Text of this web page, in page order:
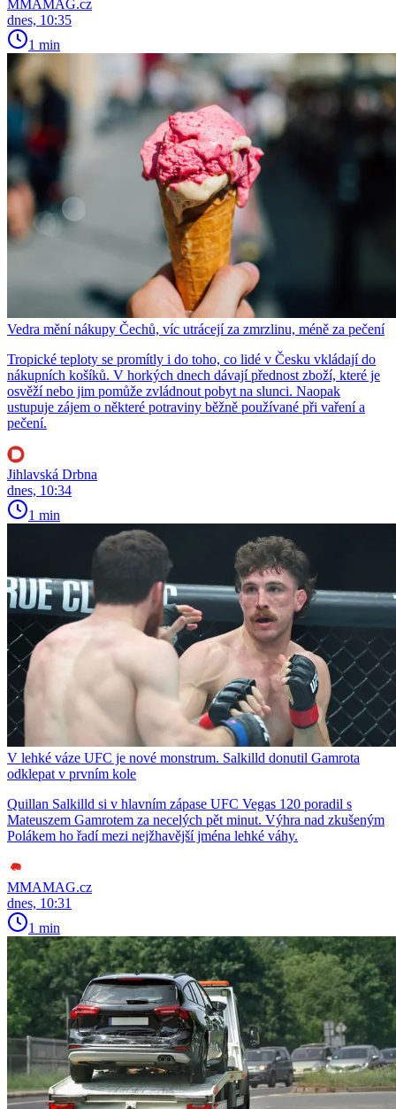
MMAMAG.cz
dnes, 10:35
1 min
Vedra mění nákupy Čechů, víc utrácejí za zmrzlinu, méně za pečení
Tropické teploty se promítly i do toho, co lidé v Česku vkládají do
nákupních košíků. V horkých dnech dávají přednost zboží, které je
osvěží nebo jim pomůže zvládnout pobyt na slunci. Naopak
ustupuje zájem o některé potraviny běžně používané při vaření a
pečení.
Jihlavská Drbna
dnes, 10:34
1 min
V lehké váze UFC je nové monstrum. Salkilld donutil Gamrota
odklepat v prvním kole
Quillan Salkilld si v hlavním zápase UFC Vegas 120 poradil s
Mateuszem Gamrotem za necelých pět minut. Výhra nad zkušeným
Polákem ho řadí mezi nejžhavější jména lehké váhy.
MMAMAG.cz
dnes, 10:31
1 min